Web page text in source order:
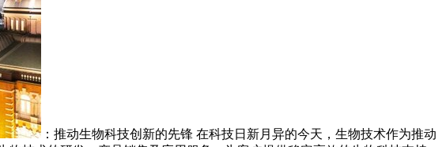
：推动生物科技创新的先锋 在科技日新月异的今天，生物技术作为推动